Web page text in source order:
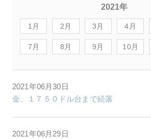
2021年
1月 2月 3月 4月
7月 8月 9月 10月
2021年06月30日
金、１７５０ドル台まで続落
2021年06月29日